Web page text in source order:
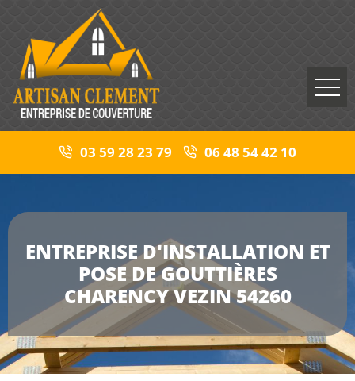
03 59 28 23 79 06 48 54 42 10
ENTREPRISE D'INSTALLATION ET
POSE DE GOUTTIÈRES
CHARENCY VEZIN 54260